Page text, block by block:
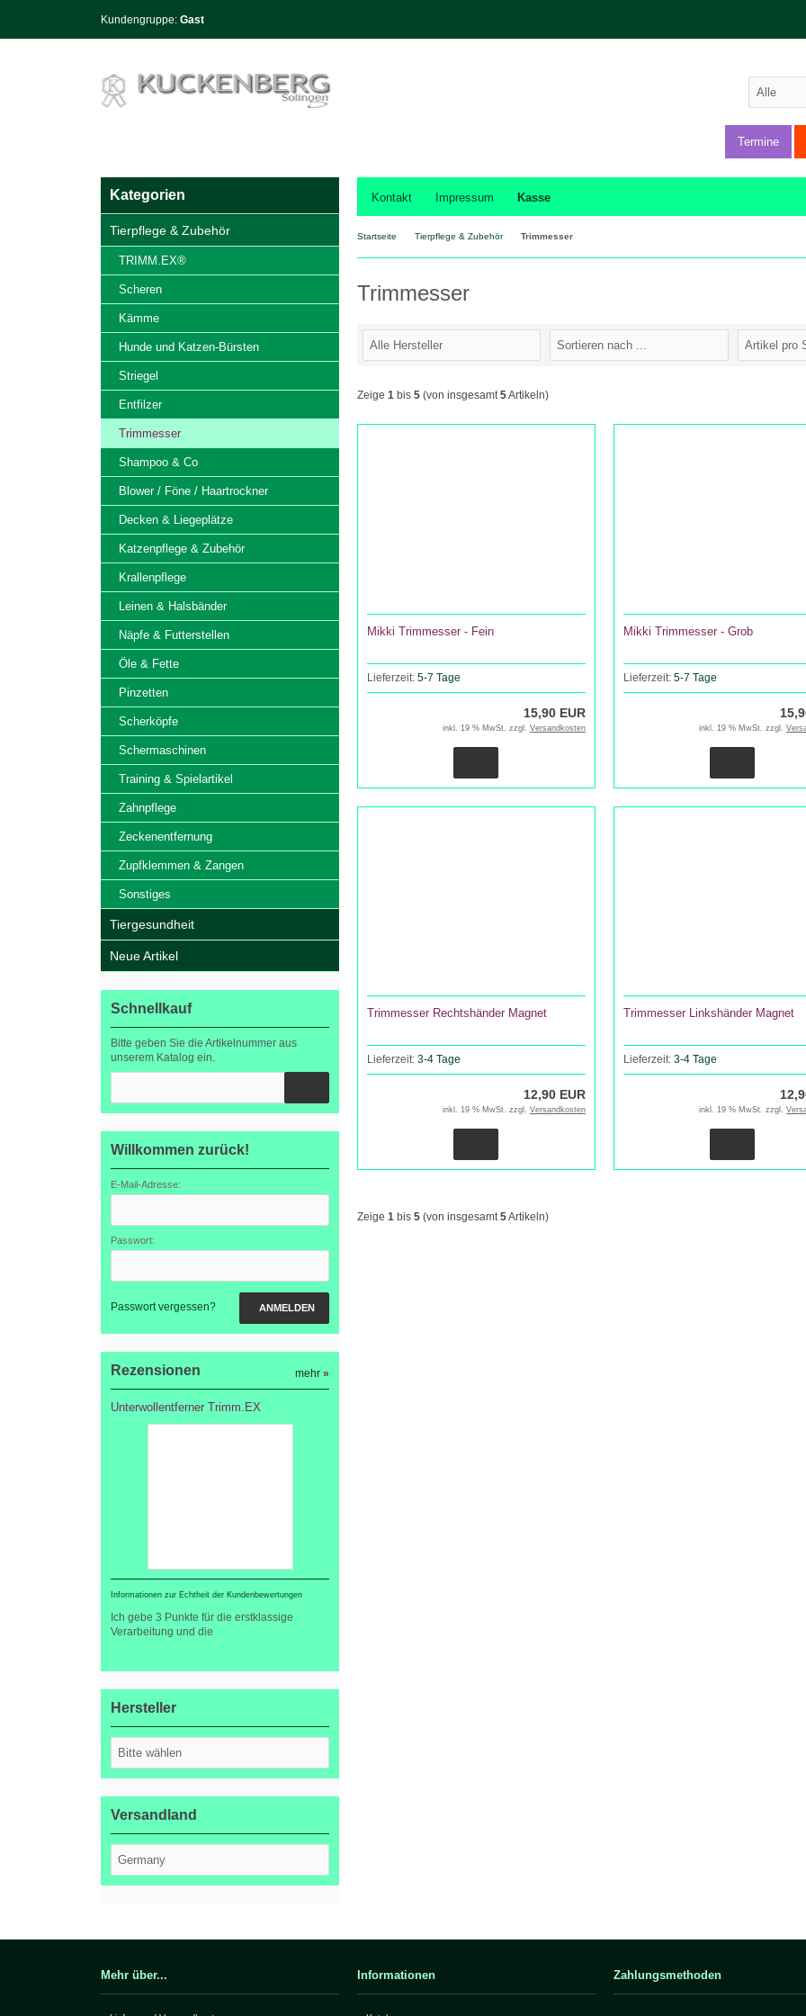
Kundengruppe: Gast
Termine
Kontakt Impressum Kasse
Startseite Tierpflege & Zubehör Trimmesser
Trimmesser
Zeige 1 bis 5 (von insgesamt5Artikeln)
Mikki Trimmesser - Fein
Lieferzeit: 5-7 Tage
15,90 EUR
inkl. 19 % MwSt. zzgl. Versandkosten
Mikki Trimmesser - Grob
Lieferzeit: 5-7 Tage
inkl. 19 % MwSt. zzgl.
Trimmesser Rechtshänder Magnet
Lieferzeit: 3-4 Tage
12,90 EUR
inkl. 19 % MwSt. zzgl. Versandkosten
Trimmesser Linkshänder Magnet
Lieferzeit: 3-4 Tage
inkl. 19 % MwSt. zzgl.
Zeige 1 bis 5 (von insgesamt5Artikeln)
Kategorien
Tierpflege & Zubehör
TRIMM.EX®
Scheren
Kämme
Hunde und Katzen-Bürsten
Striegel
Entfilzer
Trimmesser
Shampoo & Co
Blower / Föne / Haartrockner
Decken & Liegeplätze
Katzenpflege & Zubehör
Krallenpflege
Leinen & Halsbänder
Näpfe & Futterstellen
Öle & Fette
Pinzetten
Scherköpfe
Schermaschinen
Training & Spielartikel
Zahnpflege
Zeckenentfernung
Zupfklemmen & Zangen
Sonstiges
Tiergesundheit
Neue Artikel
Schnellkauf
Bitte geben Sie die Artikelnummer aus
unserem Katalog ein.
Willkommen zurück!
E-Mail-Adresse:
Passwort:
Passwort vergessen? ANMELDEN
Rezensionen mehr »
Unterwollentferner Trimm.EX
Informationen zur Echtheit der Kundenbewertungen
Ich gebe 3 Punkte für die erstklassige
Verarbeitung und die
Hersteller
Versandland
Mehr über... Informationen Zahlungsmethoden